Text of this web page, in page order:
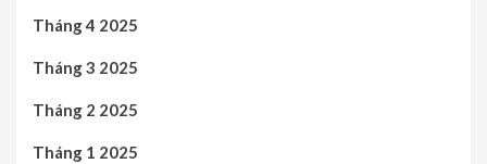
Tháng 4 2025
Tháng 3 2025
Tháng 2 2025
Tháng 1 2025